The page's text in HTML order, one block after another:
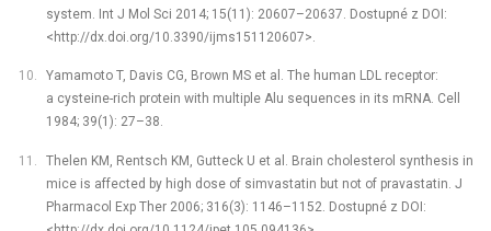
system. Int J Mol Sci 2014; 15(11): 20607–20637. Dostupné z DOI:
<http://dx.doi.org/10.3390/ijms151120607>.
Yamamoto T, Davis CG, Brown MS et al. The human LDL receptor:
a cysteine-rich protein with multiple Alu sequences in its mRNA. Cell
1984; 39(1): 27–38.
Thelen KM, Rentsch KM, Gutteck U et al. Brain cholesterol synthesis in
mice is affected by high dose of simvastatin but not of pravastatin. J
Pharmacol Exp Ther 2006; 316(3): 1146–1152. Dostupné z DOI: